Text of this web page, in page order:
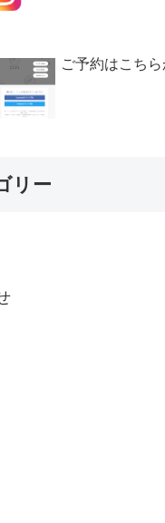
ご予約はこちら
リー